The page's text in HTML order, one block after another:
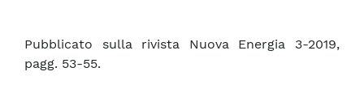
Pubblicato sulla rivista Nuova Energia 3-2019,
pagg. 53-55.